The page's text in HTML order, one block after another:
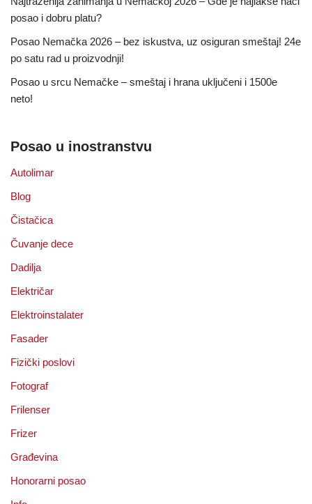
posao i dobru platu?
Posao Nemačka 2026 – bez iskustva, uz osiguran smeštaj! 24e
po satu rad u proizvodnji!
Posao u srcu Nemačke – smeštaj i hrana uključeni i 1500e
neto!
Posao u inostranstvu
Autolimar
Blog
Čistačica
Čuvanje dece
Dadilja
Električar
Elektroinstalater
Fasader
Fizički poslovi
Fotograf
Frilenser
Frizer
Građevina
Honorarni posao